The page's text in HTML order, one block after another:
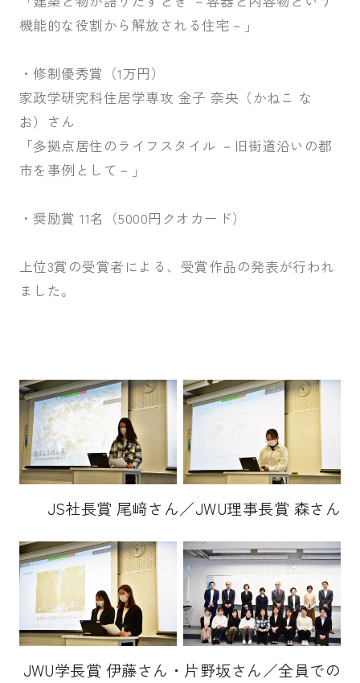
機能的な役割から解放される住宅－」
・修制優秀賞（1万円）
家政学研究科住居学専攻 金子 奈央（かねこ な
お）さん
「多拠点居住のライフスタイル －旧街道沿いの都
市を事例として－」
・奨励賞 11名（5000円クオカード）
上位3賞の受賞者による、受賞作品の発表が行われ
ました。
JS社長賞 尾﨑さん／JWU理事長賞 森さん
JWU学長賞 伊藤さん・片野坂さん／全員での